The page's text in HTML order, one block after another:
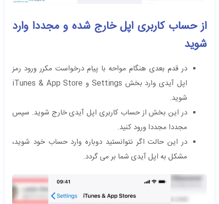
از حساب کاربری اپل خارج شده و مجددا وارد
شوید
در قدم بعدی هنگام مواحه با پیام درخواست مکرر ورود رمز
اپل آیدی وارد بخش Settings و iTunes & App Store
شوید.
در این بخش از حساب کاربری اپل آیدی خارج شوید. سپس
مجددا مجددا ورود کنید.
در این حالت اگر نتوانستید دوباره وارد حساب خود شوید،
مشکل به اپل آیدی شما بر می گردد.